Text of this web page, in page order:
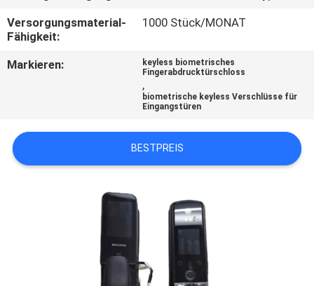
UNS
BITTE
ANGEBOT
DATENSCHUTZ-
BESTIMMUNGEN
Versorgungsmaterial-
Fähigkeit:
1000 Stück/MONAT
Markieren:
keyless biometrisches
Fingerabdrucktürschloss
,
biometrische keyless Verschlüsse für
Eingangstüren
BESTPREIS